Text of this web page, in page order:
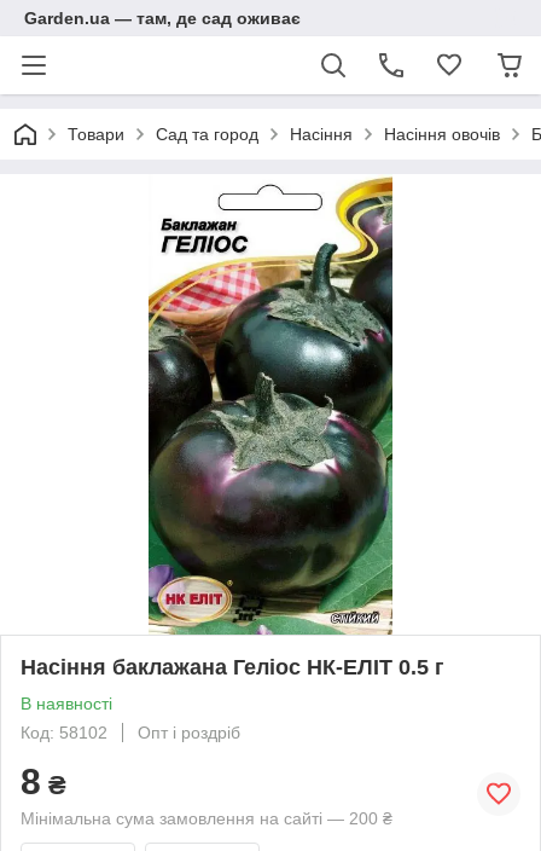
Garden.ua — там, де сад оживає
Товари Сад та город Насіння Насіння овочів
Насіння баклажана Геліос НК-ЕЛІТ 0.5 г
В наявності
Код: 58102
Опт і роздріб
8 ₴
Мінімальна сума замовлення на сайті — 200 ₴